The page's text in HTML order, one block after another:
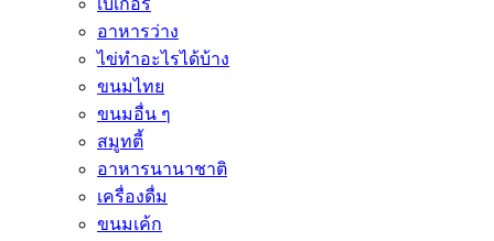
เบเกอรี่
อาหารว่าง
ไข่ทำอะไรได้บ้าง
ขนมไทย
ขนมอื่น ๆ
สมูทตี้
อาหารนานาชาติ
เครื่องดื่ม
ขนมเค้ก